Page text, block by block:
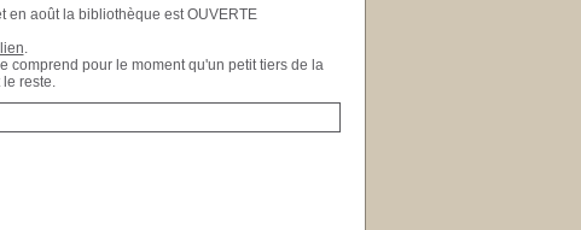
en août la bibliothèque est OUVERTE
.
pour le moment qu'un petit tiers de la
reste.